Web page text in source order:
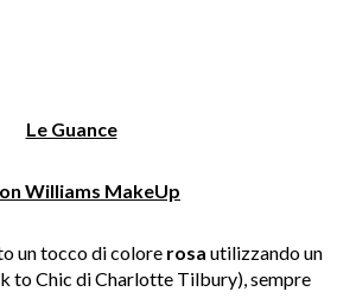
Le Guance
Williams MakeUp
un tocco di colore rosa utilizzando un
to Chic di Charlotte Tilbury), sempre